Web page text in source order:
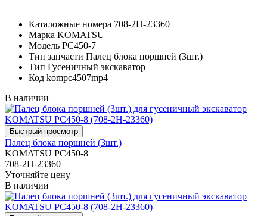
Каталожные номера 708-2H-23360
Марка KOMATSU
Модель PC450-7
Тип запчасти Палец блока поршней (3шт.)
Тип Гусеничный экскаватор
Код kompc4507mp4
В наличии
Палец блока поршней (3шт.)
KOMATSU PC450-8
708-2H-23360
Уточняйте цену
В наличии